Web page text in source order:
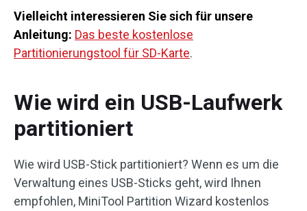
Vielleicht interessieren Sie sich für unsere
Anleitung: Das beste kostenlose
Partitionierungstool für SD-Karte.
Wie wird ein USB-Laufwerk
partitioniert
Wie wird USB-Stick partitioniert? Wenn es um die
Verwaltung eines USB-Sticks geht, wird Ihnen
empfohlen, MiniTool Partition Wizard kostenlos